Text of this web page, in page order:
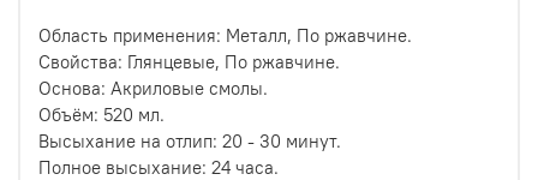
Область применения: Металл, По ржавчине.
Свойства: Глянцевые, По ржавчине.
Основа: Акриловые смолы.
Объём: 520 мл.
Высыхание на отлип: 20 - 30 минут.
Полное высыхание: 24 часа.